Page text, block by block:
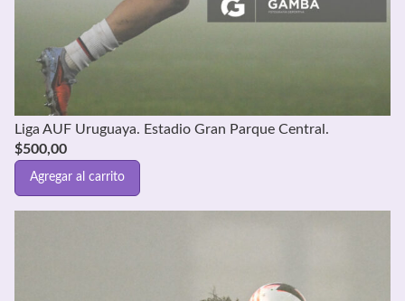
Liga AUF Uruguaya. Estadio Gran Parque Central.
$500,00
Agregar al carrito